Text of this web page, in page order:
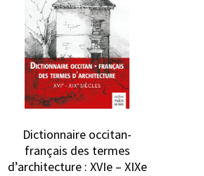
Dictionnaire occitan-
français des termes
d’architecture : XVIe – XIXe